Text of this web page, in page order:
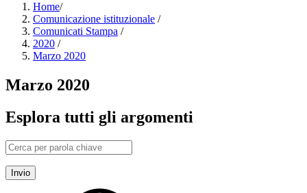
Home/
Comunicazione istituzionale /
Comunicati Stampa /
2020 /
Marzo 2020
Marzo 2020
Esplora tutti gli argomenti
Invio